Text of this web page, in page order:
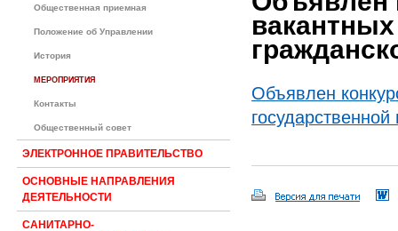
Общественная приемная
Положение об Управлении
История
МЕРОПРИЯТИЯ
Контакты
Общественный совет
ЭЛЕКТРОННОЕ ПРАВИТЕЛЬСТВО
ОСНОВНЫЕ НАПРАВЛЕНИЯ
ДЕЯТЕЛЬНОСТИ
САНИТАРНО-
Объявлен